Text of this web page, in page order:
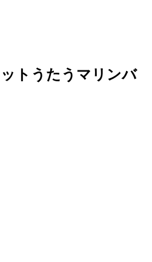
トうたうマリンバ